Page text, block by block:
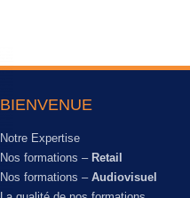
BIENVENUE
Notre Expertise
Nos formations – Retail
Nos formations – Audiovisuel